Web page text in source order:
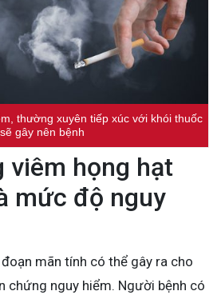
thường xuyên tiếp xúc với khói thuốc
sẽ gây nên bệnh
viêm họng hạt
mức độ nguy
mãn tính có thể gây ra cho
chứng nguy hiểm. Người bệnh có